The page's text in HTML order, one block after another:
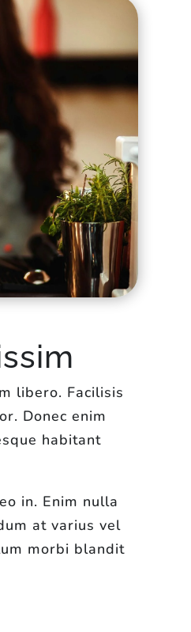
libero. Facilisis
Donec enim
habitant
in. Enim nulla
at varius vel
morbi blandit